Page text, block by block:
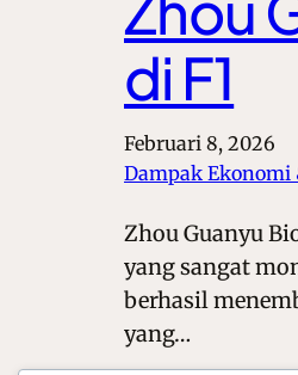
di F1
Februari 8, 2026
Dampak Ekonomi
Zhou Guanyu
yang sangat
berhasil
yang…